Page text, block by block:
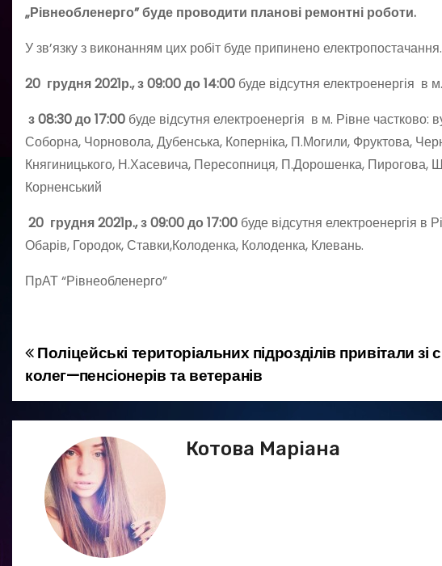
„Рівнеобленерго” буде проводити планові ремонтні роботи.
У зв’язку з виконанням цих робіт буде припинено електропостачання.
20 грудня 2021р., з 09:00 до 14:00 буде відсутня електроенергія
з 08:30 до 17:00 буде відсутня електроенергія в м. Рівне
Соборна, Чорновола, Дубенська, Коперніка, П.Могили, Фруктова,
Княгиницького, Н.Хасевича, Пересопниця, П.Дорошенка, Пирогова,
Корненський
20 грудня 2021р., з 09:00 до 17:00 буде відсутня електроенергія в
Обарів, Городок, Ставки,Колоденка, Колоденка, Клевань.
ПрАТ “Рівнеобленерго”
Н
а
в
Поліцейські територіальних підрозділів привітали зі
колег—пенсіонерів та ветеранів
Котова Маріана